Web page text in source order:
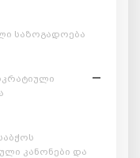
საზოგადოება
კანონები და